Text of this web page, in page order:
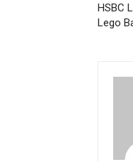
HSBC
Lego